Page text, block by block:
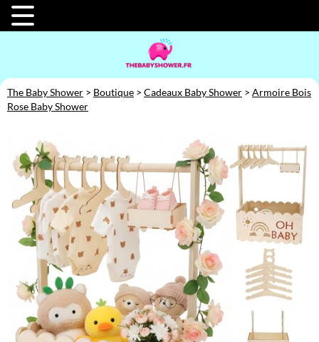
The Baby Shower > Boutique > Cadeaux Baby Shower > Armoire Bois
Rose Baby Shower